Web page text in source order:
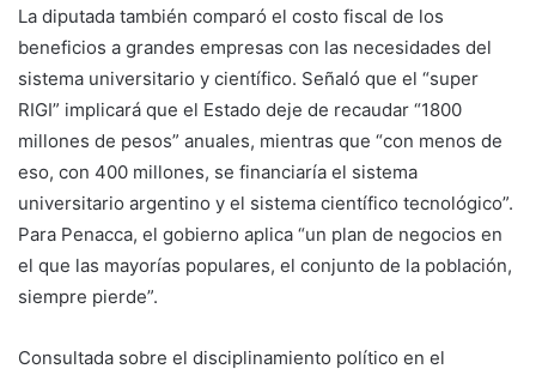
La diputada también comparó el costo fiscal de los
beneficios a grandes empresas con las necesidades del
sistema universitario y científico. Señaló que el “super
RIGI” implicará que el Estado deje de recaudar “1800
millones de pesos” anuales, mientras que “con menos de
eso, con 400 millones, se financiaría el sistema
universitario argentino y el sistema científico tecnológico”.
Para Penacca, el gobierno aplica “un plan de negocios en
el que las mayorías populares, el conjunto de la población,
siempre pierde”.
Consultada sobre el disciplinamiento político en el